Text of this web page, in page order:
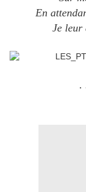
En
Je leur
.